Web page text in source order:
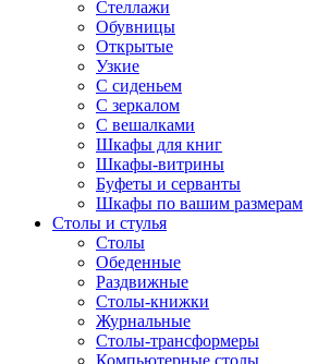
Стеллажи
Обувницы
Открытые
Узкие
С сиденьем
С зеркалом
С вешалками
Шкафы для книг
Шкафы-витрины
Буфеты и серванты
Шкафы по вашим размерам
Столы и стулья
Столы
Обеденные
Раздвижные
Столы-книжки
Журнальные
Столы-трансформеры